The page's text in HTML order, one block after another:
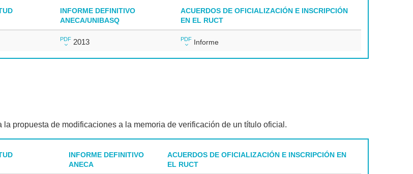
INFORME DEFINITIVO
ANECA/UNIBASQ
ACUERDOS DE OFICIALIZACIÓN E INSCRIPCIÓN
EN EL RUCT
PDF 2013 PDF Informe
la propuesta de modificaciones a la memoria de verificación de un título oficial.
INFORME DEFINITIVO
ANECA
ACUERDOS DE OFICIALIZACIÓN E INSCRIPCIÓN EN
EL RUCT